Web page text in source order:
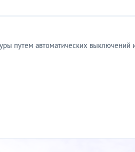
путем автоматических выключений